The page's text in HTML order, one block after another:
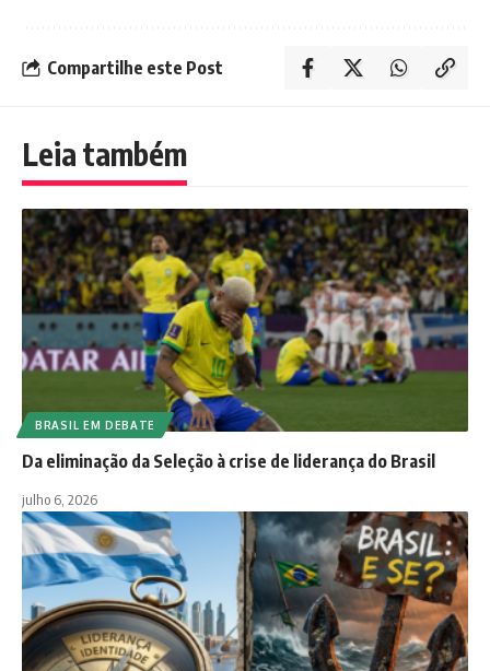
Compartilhe este Post
Leia também
BRASIL EM DEBATE
Da eliminação da Seleção à crise de liderança do Brasil
julho 6, 2026